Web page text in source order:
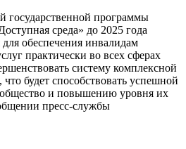
государственной программы
среда» до 2025 года
для обеспечения инвалидам
практически во всех сферах
систему комплексной
будет способствовать успешной
и повышению уровня их
пресс-службы